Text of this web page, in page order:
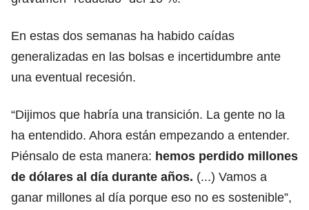
En estas dos semanas ha habido caídas
generalizadas en las bolsas e incertidumbre ante
una eventual recesión.
“Dijimos que habría una transición. La gente no la
ha entendido. Ahora están empezando a entender.
Piénsalo de esta manera: hemos perdido millones
de dólares al día durante años. (...) Vamos a
ganar millones al día porque eso no es sostenible”,